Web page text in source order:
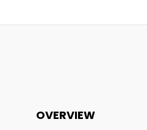
OVERVIEW